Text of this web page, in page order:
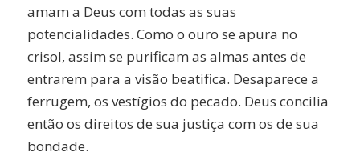
amam a Deus com todas as suas
potencialidades. Como o ouro se apura no
crisol, assim se purificam as almas antes de
entrarem para a visão beatifica. Desaparece a
ferrugem, os vestígios do pecado. Deus concilia
então os direitos de sua justiça com os de sua
bondade.